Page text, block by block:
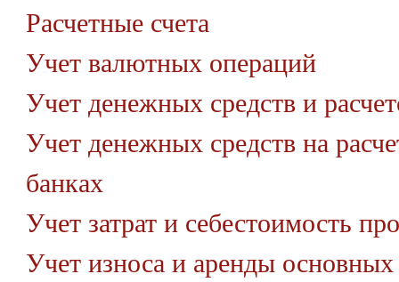
Расчетные счета
Учет валютных операций
Учет денежных средств и
Учет денежных средств на
банках
Учет затрат и себестоимость
Учет износа и аренды основных